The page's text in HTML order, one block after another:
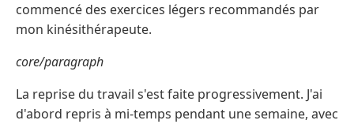
commencé des exercices légers recommandés par
mon kinésithérapeute.
core/paragraph
La reprise du travail s'est faite progressivement. J'ai
d'abord repris à mi-temps pendant une semaine, avec